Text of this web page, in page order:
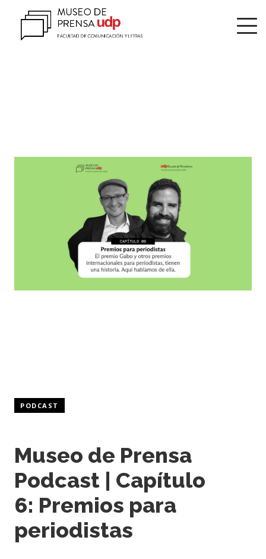
PODCAST
Museo de Prensa
Podcast | Capítulo
6: Premios para
periodistas